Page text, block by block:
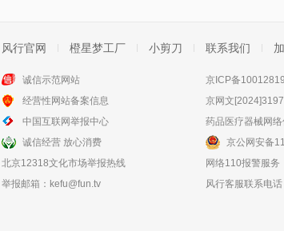
风行官网 橙星梦工厂 小剪刀 联系我们
诚信示范网站
经营性网站备案信息
中国互联网举报中心
诚信经营 放心消费
北京12318文化市场举报热线
举报邮箱： kefu@fun.tv
京ICP备
京网文
药品医疗器械网
京公网安备
网络110报警服务
风行客服联系电